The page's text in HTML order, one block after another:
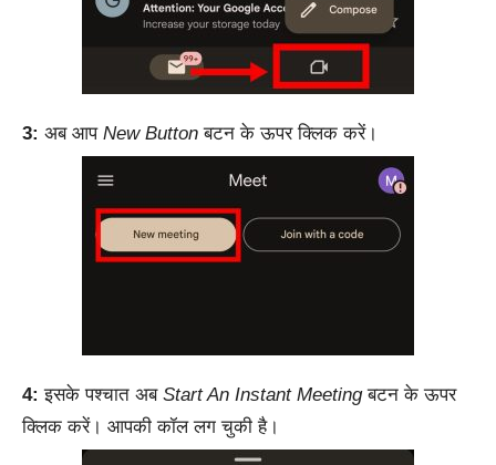
3: अब आप New Button बटन के ऊपर क्लिक करें।
4: इसके पश्चात अब Start An Instant Meetingबटन के ऊपर
क्लिक करें। आपकी कॉल लग चुकी है।